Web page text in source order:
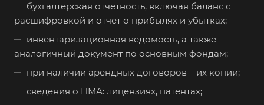
бухгалтерская отчетность, включая баланс с
расшифровкой и отчет о прибылях и убытках;
инвентаризационная ведомость, а также
аналогичный документ по основным фондам;
при наличии арендных договоров – их копии;
сведения о НМА: лицензиях, патентах;
Бийск
Биробиджан
Бирск
Бирюч
Благовещенск